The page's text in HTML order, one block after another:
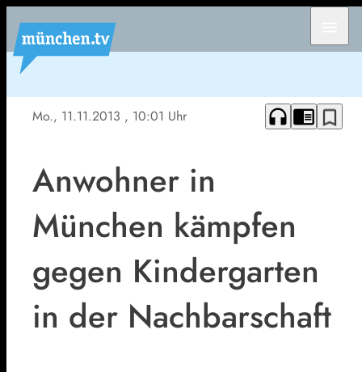
Mo., 11.11.2013 , 10:01 Uhr headphones chrome_reader_mode bookmark_border
Anwohner in
München kämpfen
gegen Kindergarten
in der Nachbarschaft